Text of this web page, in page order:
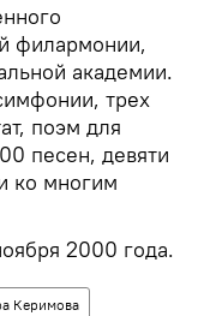
филармонии,
академии.
трех
поэм для
песен, девяти
ко многим
2000 года.
Керимова